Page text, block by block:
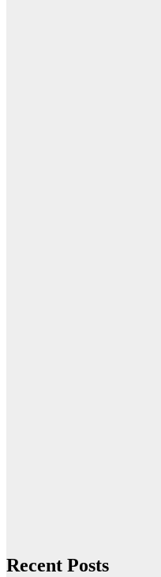
Recent Posts